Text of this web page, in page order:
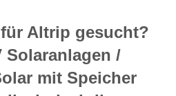
Altrip gesucht?
Solaranlagen /
mit Speicher